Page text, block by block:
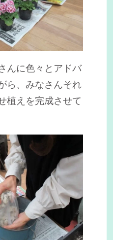
んに色々とアドバ
ら、みなさんそれ
植えを完成させて